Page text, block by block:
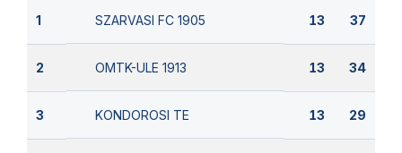
1 SZARVASI FC 1905 13 37
2 OMTK-ULE 1913 13 34
3 KONDOROSI TE 13 29